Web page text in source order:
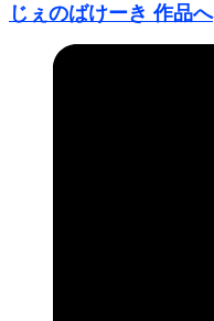
じぇのばけーき 作品へ